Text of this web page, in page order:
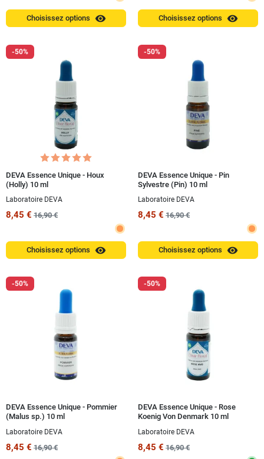
Choisissez options visibility Choisissez options visibility
-50%
DEVA Essence Unique - Houx
(Holly) 10 ml
Laboratoire DEVA
8,45 € 16,90 €
Choisissez options visibility
-50%
DEVA Essence Unique - Pin
Sylvestre (Pin) 10 ml
Laboratoire DEVA
8,45 € 16,90 €
Choisissez options visibility
-50%
DEVA Essence Unique - Pommier
(Malus sp.) 10 ml
Laboratoire DEVA
8,45 € 16,90 €
-50%
DEVA Essence Unique - Rose
Koenig Von Denmark 10 ml
Laboratoire DEVA
8,45 € 16,90 €